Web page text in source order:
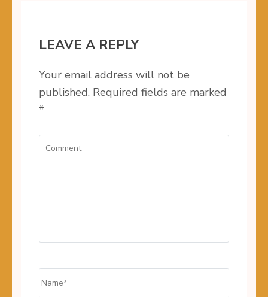
LEAVE A REPLY
Your email address will not be
published. Required fields are marked
*
Comment
Name